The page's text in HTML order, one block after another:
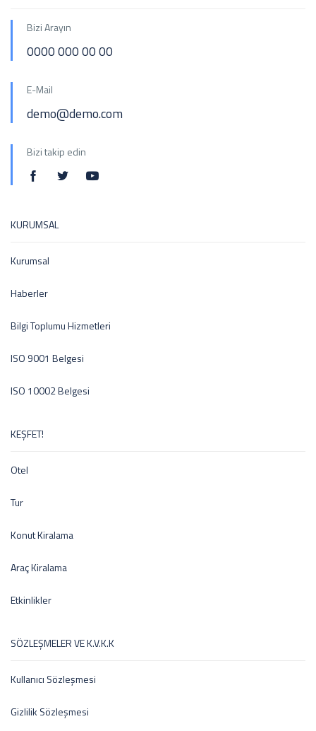
Bizi Arayın
0000 000 00 00
E-Mail
demo@demo.com
Bizi takip edin
KURUMSAL
Kurumsal
Haberler
Bilgi Toplumu Hizmetleri
ISO 9001 Belgesi
ISO 10002 Belgesi
KEŞFET!
Otel
Tur
Konut Kiralama
Araç Kiralama
Etkinlikler
SÖZLEŞMELER VE K.V.K.K
Kullanıcı Sözleşmesi
Gizlilik Sözleşmesi